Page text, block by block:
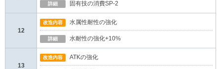
詳細 固有技の消費SP-2
12
改造内容 水属性耐性の強化
詳細 水耐性の強化+10%
13
改造内容 ATKの強化